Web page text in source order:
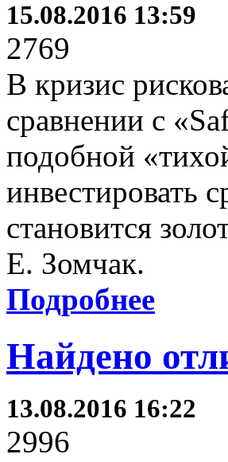
15.08.2016 13:59
2769
В кризис
сравнении с
подобной
инвестировать
становится
Е. Зомчак.
Подробнее
Найдено
13.08.2016 16:22
2996